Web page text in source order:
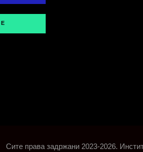
Сите права задржани 2023-2026.